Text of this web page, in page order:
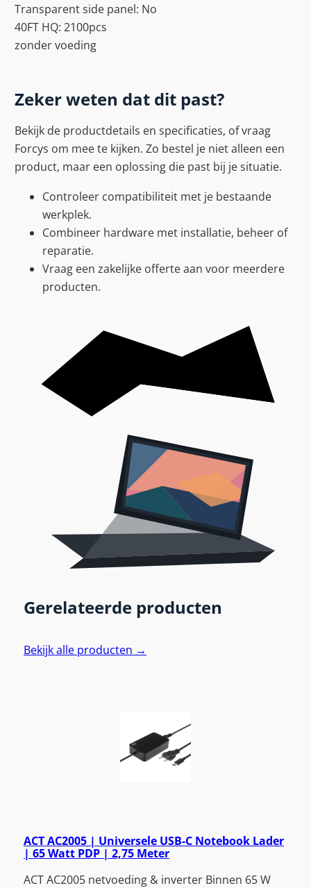
Transparent side panel: No
40FT HQ: 2100pcs
zonder voeding
Zeker weten dat dit past?
Bekijk de productdetails en specificaties, of vraag
Forcys om mee te kijken. Zo bestel je niet alleen een
product, maar een oplossing die past bij je situatie.
Controleer compatibiliteit met je bestaande
werkplek.
Combineer hardware met installatie, beheer of
reparatie.
Vraag een zakelijke offerte aan voor meerdere
producten.
Gerelateerde producten
Bekijk alle producten →
ACT AC2005 | Universele USB-C Notebook Lader
| 65 Watt PDP | 2,75 Meter
ACT AC2005 netvoeding & inverter Binnen 65 W